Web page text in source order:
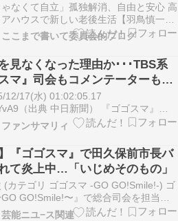
ゃなくて自立」孤独解消、自由と安心 高
ハウスで新しい老後生活【羽鳥慎一モ
ショー】年間50億個…ひっ迫する配送業
密着 人手不足に加え“再配達”が重荷、悲
〜テレ（名古屋テレビ）)〈田久保元市
直撃〉「これで終わりですとはいかな
ここまで書いて委員会的ブログ
見なくなった理由か･･･TBS系
スマ』司会もコメンテーターも総
保前市長を嘲笑…「いじめその
部視聴者から不快感
12/17(水) 01:02:05.17
（出典 中日新聞） 『ゴゴスマ』司
テーターも総出で田久保前市長を “嘲
じめそのもの」一部視聴者から不快感
) 19:39配信 SmartFLASH 続きを読む
ファンサマリィ
】『ゴゴスマ』で田久保前市長バ
て炎上中…「いじめそのもの」
(カテゴリ ゴゴスマ -GO GO!Smile!-) ゴ
GO!Smile!〜』で総合司会を担当
方で、『なるほどプレゼンター!花咲か
芸能ニユ−ス関連